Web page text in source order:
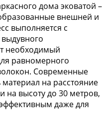
дома эковатой –
внешней и
выполняется с
необходимый
равномерного
Современные
на расстояние
на высоту до 30 метров,
даже для